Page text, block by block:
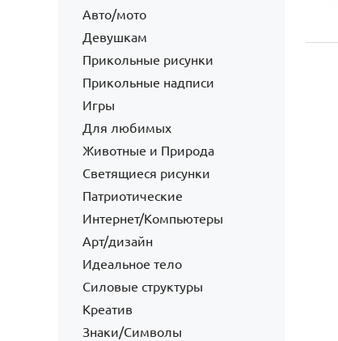
Авто/мото
Девушкам
Прикольные рисунки
Прикольные надписи
Игры
Для любимых
Животные и Природа
Светящиеся рисунки
Патриотические
Интернет/Компьютеры
Арт/дизайн
Идеальное тело
Силовые структуры
Креатив
Знаки/Символы